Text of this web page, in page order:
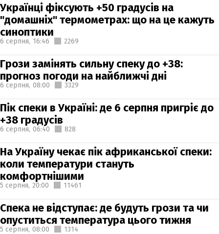
Українці фіксують +50 градусів на
"домашніх" термометрах: що на це кажуть
синоптики
6 серпня, 16:46 2269
Грози замінять сильну спеку до +38:
прогноз погоди на найближчі дні
6 серпня, 08:00 3329
Пік спеки в Україні: де 6 серпня пригріє до
+38 градусів
6 серпня, 06:40 828
На Україну чекає пік африканської спеки:
коли температури стануть
комфортнішими
5 серпня, 20:00 11461
Спека не відступає: де будуть грози та чи
опуститься температура цього тижня
5 серпня, 08:00 1314